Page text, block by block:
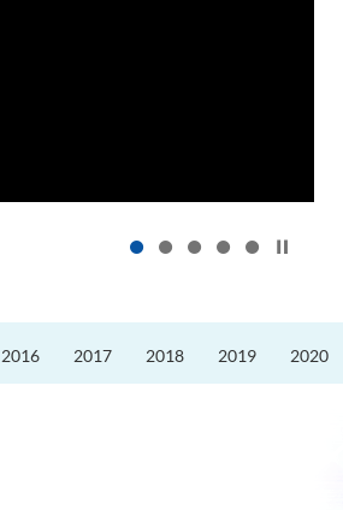
2016 2017 2018 2019 2020